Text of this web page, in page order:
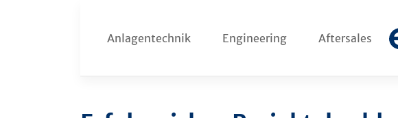
Anlagentechnik Engineering Aftersales